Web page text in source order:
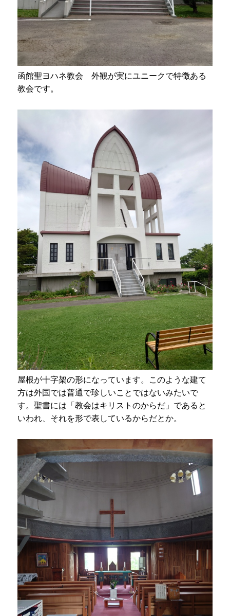
函館聖ヨハネ教会 外観が実にユニークで特徴ある
教会です。
屋根が十字架の形になっています。このような建て
方は外国では普通で珍しいことではないみたいで
す。聖書には「教会はキリストのからだ」であると
いわれ、それを形で表しているからだとか。